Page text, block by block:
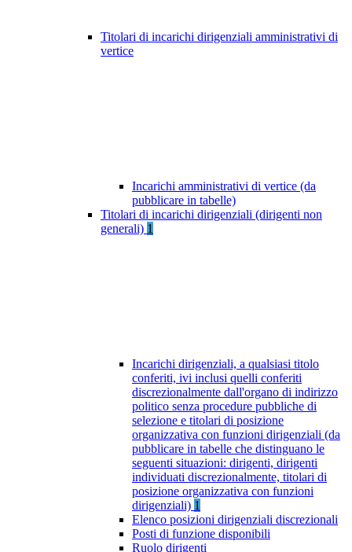
Titolari di incarichi dirigenziali amministrativi di
vertice
Incarichi amministrativi di vertice (da
pubblicare in tabelle)
Titolari di incarichi dirigenziali (dirigenti non
generali) 1
Incarichi dirigenziali, a qualsiasi titolo
conferiti, ivi inclusi quelli conferiti
discrezionalmente dall'organo di indirizzo
politico senza procedure pubbliche di
selezione e titolari di posizione
organizzativa con funzioni dirigenziali (da
pubblicare in tabelle che distinguano le
seguenti situazioni: dirigenti, dirigenti
individuati discrezionalmente, titolari di
posizione organizzativa con funzioni
dirigenziali) 1
Elenco posizioni dirigenziali discrezionali
Posti di funzione disponibili
Ruolo dirigenti